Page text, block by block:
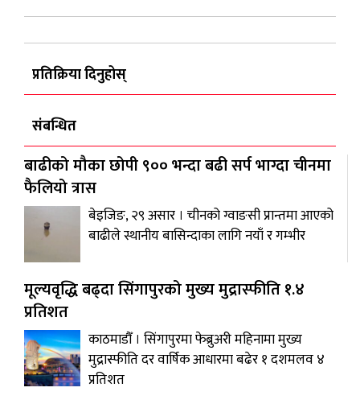
प्रतिक्रिया दिनुहोस्
संबन्धित
बाढीको मौका छोपी ९०० भन्दा बढी सर्प भाग्दा चीनमा
फैलियो त्रास
बेइजिङ, २९ असार । चीनको ग्वाङसी प्रान्तमा आएको
बाढीले स्थानीय बासिन्दाका लागि नयाँ र गम्भीर
मूल्यवृद्धि बढ्दा सिंगापुरको मुख्य मुद्रास्फीति १.४
प्रतिशत
काठमाडौँ । सिंगापुरमा फेब्रुअरी महिनामा मुख्य
मुद्रास्फीति दर वार्षिक आधारमा बढेर १ दशमलव ४
प्रतिशत